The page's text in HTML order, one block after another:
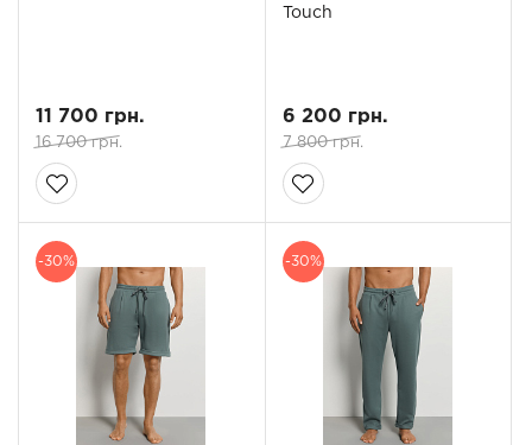
11 700 грн.
16 700 грн.
Touch
6 200 грн.
7 800 грн.
-30% -30%